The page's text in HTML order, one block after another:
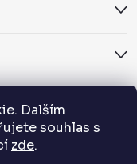
Dalším
souhlas s
zde.